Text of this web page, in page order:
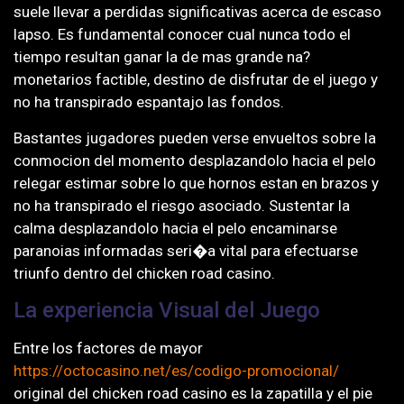
suele llevar a perdidas significativas acerca de escaso
lapso. Es fundamental conocer cual nunca todo el
tiempo resultan ganar la de mas grande na?
monetarios factible, destino de disfrutar de el juego y
no ha transpirado espantajo las fondos.
Bastantes jugadores pueden verse envueltos sobre la
conmocion del momento desplazandolo hacia el pelo
relegar estimar sobre lo que hornos estan en brazos y
no ha transpirado el riesgo asociado. Sustentar la
calma desplazandolo hacia el pelo encaminarse
paranoias informadas seri�a vital para efectuarse
triunfo dentro del chicken road casino.
La experiencia Visual del Juego
Entre los factores de mayor
https://octocasino.net/es/codigo-promocional/
original del chicken road casino es la zapatilla y el pie